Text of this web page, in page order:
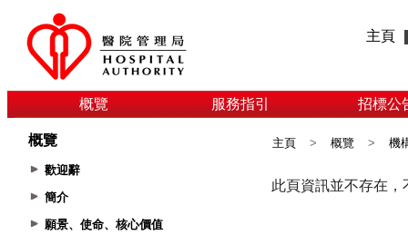
主頁
概覽 服務指引 招標公
概覽
歡迎辭
簡介
願景、使命、核心價值
主頁 > 概覽 > 機